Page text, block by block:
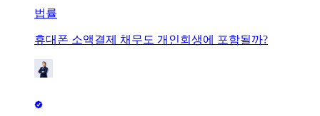
법률
휴대폰 소액결제 채무도 개인회생에 포함될까?